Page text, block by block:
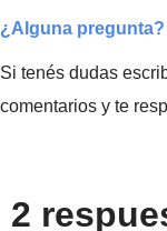
¿Alguna pregunta?
Si tenés dudas
comentarios y te
2